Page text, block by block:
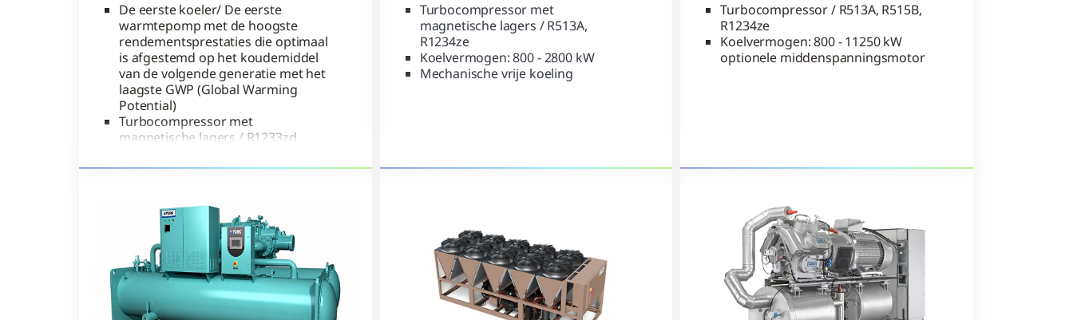
De eerste koeler/ De eerste
warmtepomp met de hoogste
rendementsprestaties die optimaal
is afgestemd op het koudemiddel
van de volgende generatie met het
laagste GWP (Global Warming
Potential)
Turbocompressor met
magnetische lagers / R1233zd
mechanische vrije koeling
Turbocompressor met
magnetische lagers / R513A,
R1234ze
Koelvermogen: 800 - 2800 kW
Mechanische vrije koeling
Turbocompressor / R513A, R515B,
R1234ze
Koelvermogen: 800 - 11250 kW
optionele middenspanningsmotor